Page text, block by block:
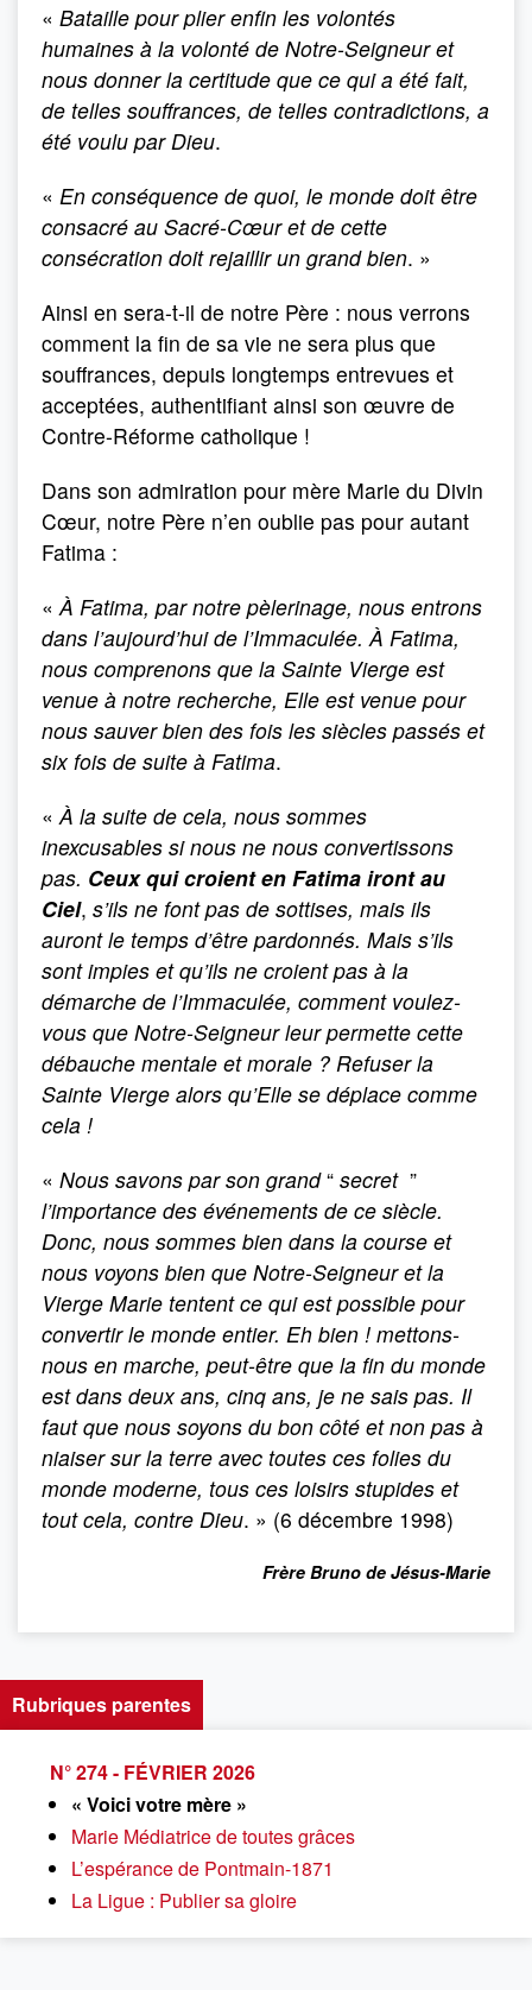
« Bataille pour plier enfin les volontés
humaines à la volonté de Notre-Seigneur et
nous donner la certitude que ce qui a été fait,
de telles souffrances, de telles contradictions, a
été voulu par Dieu.
« En conséquence de quoi, le monde doit être
consacré au Sacré-Cœur et de cette
consécration doit rejaillir un grand bien. »
Ainsi en sera-t-il de notre Père : nous verrons
comment la fin de sa vie ne sera plus que
souffrances, depuis longtemps entrevues et
acceptées, authentifiant ainsi son œuvre de
Contre-Réforme catholique !
Dans son admiration pour mère Marie du Divin
Cœur, notre Père n’en oublie pas pour autant
Fatima :
« À Fatima, par notre pèlerinage, nous entrons
dans l’aujourd’hui de l’Immaculée. À Fatima,
nous comprenons que la Sainte Vierge est
venue à notre recherche, Elle est venue pour
nous sauver bien des fois les siècles passés et
six fois de suite à Fatima.
« À la suite de cela, nous sommes
inexcusables si nous ne nous convertissons
pas. Ceux qui croient en Fatima iront au
Ciel, s’ils ne font pas de sottises, mais ils
auront le temps d’être pardonnés. Mais s’ils
sont impies et qu’ils ne croient pas à la
démarche de l’Immaculée, comment voulez-
vous que Notre-Seigneur leur permette cette
débauche mentale et morale ? Refuser la
Sainte Vierge alors qu’Elle se déplace comme
cela !
« Nous savons par son grand“ secret”
l’importance des événements de ce siècle.
Donc, nous sommes bien dans la course et
nous voyons bien que Notre-Seigneur et la
Vierge Marie tentent ce qui est possible pour
convertir le monde entier. Eh bien ! mettons-
nous en marche, peut-être que la fin du monde
est dans deux ans, cinq ans, je ne sais pas. Il
faut que nous soyons du bon côté et non pas à
niaiser sur la terre avec toutes ces folies du
monde moderne, tous ces loisirs stupides et
tout cela, contre Dieu. » (6 décembre 1998)
Frère Bruno de Jésus-Marie
Rubriques parentes
N° 274 - FÉVRIER 2026
« Voici votre mère »
Marie Médiatrice de toutes grâces
L’espérance de Pontmain-1871
La Ligue : Publier sa gloire